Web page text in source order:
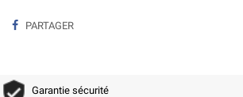
PARTAGER
Garantie sécurité